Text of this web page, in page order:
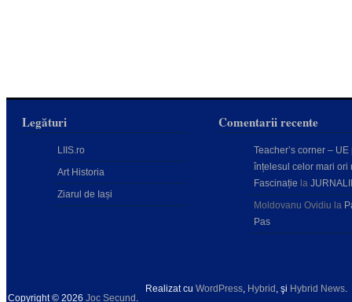
Legături
LIIS.ro
Art Historia
Ziarul de Iași
Comentarii recente
Teacher’s corner – UE
înțelesul celor mari ori
Fascinație la
Moldovanu Ovidiu la
Pas
Copyright © 2026 Joc Secund .
Realizat cu WordPress, Hybrid , şi Hybrid News.